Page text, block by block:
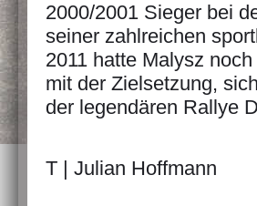
2000/2001 Sieger bei
seiner zahlreichen
2011 hatte Malysz
mit der Zielsetzung,
der legendären Rallye
T | Julian Hoffmann